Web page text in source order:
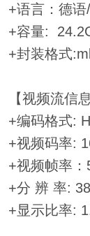
+语言：德
+容量:
+封装格式
【视频流信息
+编码格式:
+视频码率:
+视频帧率
+分 辨 率:
+显示比率: